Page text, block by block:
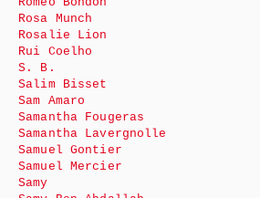
Rosa Munch
Rosalie Lion
Rui Coelho
S. B.
Salim Bisset
Sam Amaro
Samantha Fougeras
Samantha Lavergnolle
Samuel Gontier
Samuel Mercier
Samy